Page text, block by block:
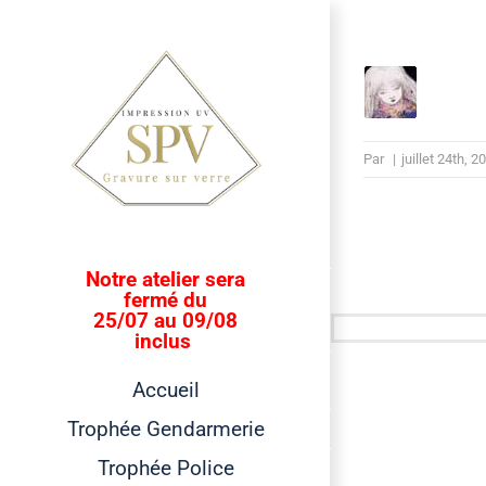
Notre atelier sera
fermé du
25/07 au 09/08
inclus
Accueil
Trophée Gendarmerie
Trophée Police
Par | juillet 24th,